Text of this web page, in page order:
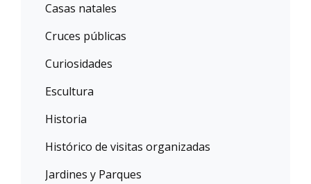
Casas natales
Cruces públicas
Curiosidades
Escultura
Historia
Histórico de visitas organizadas
Jardines y Parques